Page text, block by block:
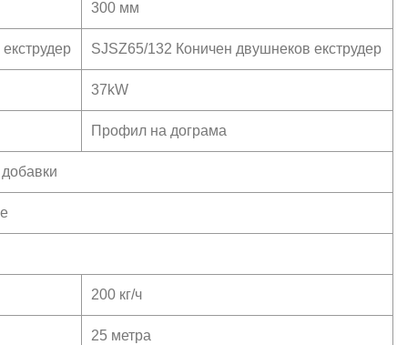
300 мм
SJSZ65/132 Коничен двушнеков екструдер
37kW
Профил на дограма
200 кг/ч
25 метра